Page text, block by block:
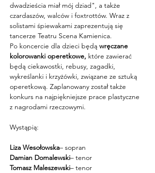
dwadzieścia miał mój dziad", a także
czardaszów, walców i foxtrottów. Wraz z
solistami śpiewakami zaprezentują się
tancerze Teatru Scena Kamienica.
Po koncercie dla dzieci będą wręczane
kolorowanki operetkowe, które zawierać
będą ciekawostki, rebusy, zagadki,
wykreślanki i krzyżówki, związane ze sztuką
operetkową. Zaplanowany został także
konkurs na najpiękniejsze prace plastyczne
z nagrodami rzeczowymi.
Wystąpią:
Liza Wesołowska– sopran
Damian Domalewski– tenor
Tomasz Maleszewski– tenor